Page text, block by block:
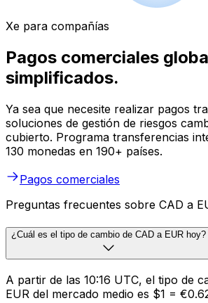
Xe para compañías
Pagos comerciales
simplificados.
Ya sea que necesite realizar pagos
soluciones de gestión de riesgos
cubierto. Programa transferencias
130 monedas en 190+ países.
Pagos comerciales
Preguntas frecuentes sobre CAD a
¿Cuál es el tipo de cambio de CAD a EUR hoy?
A partir de las 10:16 UTC, el tipo de
EUR del mercado medio es $1 =